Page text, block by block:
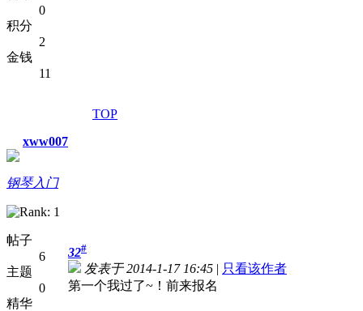
0
积分
2
金钱
11
TOP
xww007
钢琴入门
帖子
6
主题
0
精华
32#
发表于 2014-1-17 16:45 | 只看该作者
第一个我过了~！前来报名